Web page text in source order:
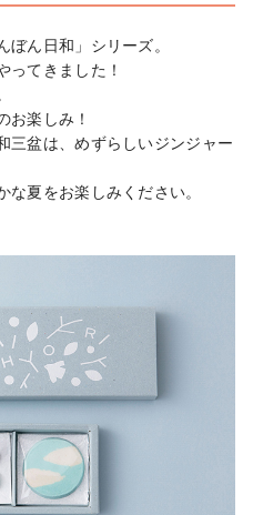
ん日和」シリーズ。
ってきました！
お楽しみ！
三盆は、めずらしいジンジャー
夏をお楽しみください。